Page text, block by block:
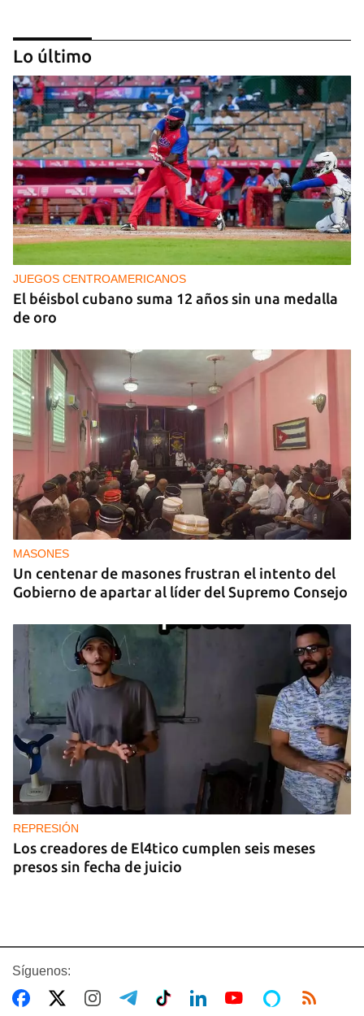
ECONOMÍA
Los economistas calculan que Cuba tardará tres
años en completar una "estabilización de
emergencia"
Lo último
JUEGOS CENTROAMERICANOS
El béisbol cubano suma 12 años sin una medalla
de oro
MASONES
Un centenar de masones frustran el intento del
Gobierno de apartar al líder del Supremo Consejo
REPRESIÓN
Los creadores de El4tico cumplen seis meses
presos sin fecha de juicio
Síguenos: